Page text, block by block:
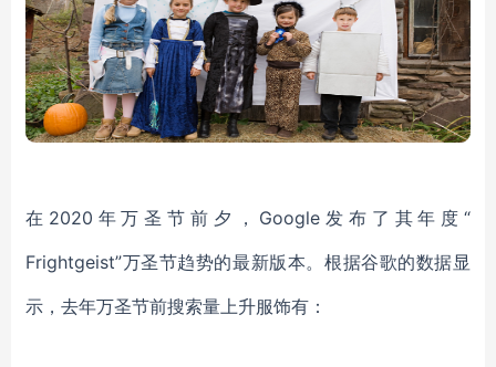
在2020年万圣节前夕，Google发布了其年度“
Frightgeist”万圣节趋势的最新版本。根据谷歌的数据显
示，去年万圣节前搜索量上升服饰有：